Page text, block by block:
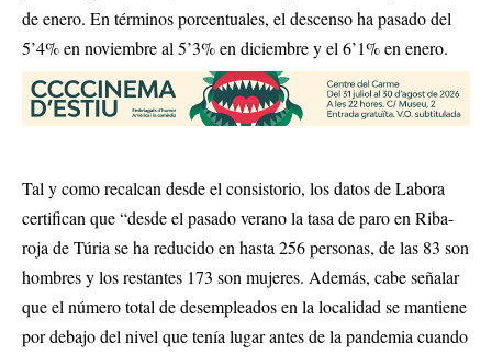
de enero. En términos porcentuales, el descenso ha pasado del
5’4% en noviembre al 5’3% en diciembre y el 6’1% en enero.
Tal y como recalcan desde el consistorio, los datos de Labora
certifican que “desde el pasado verano la tasa de paro en Riba-
roja de Túria se ha reducido en hasta 256 personas, de las 83 son
hombres y los restantes 173 son mujeres. Además, cabe señalar
que el número total de desempleados en la localidad se mantiene
por debajo del nivel que tenía lugar antes de la pandemia cuando